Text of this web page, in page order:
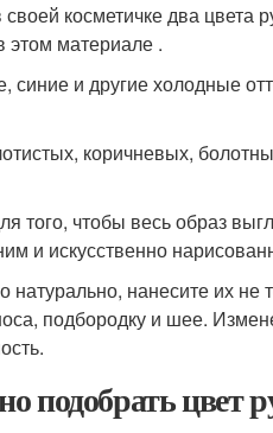
косметичке два цвета
этом материале .
и другие холодные
коричневых,
того, чтобы весь образ
и искусственно
нанесите их не
подбородку и шее.
подобрать цвет